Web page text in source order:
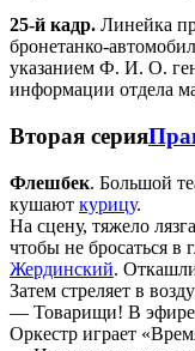
25-й кадр. Линейка
бронетанко-
указанием Ф. И. О.
информации отдела
Вторая серия
Флешбек. Большой
кушают курицу.
На сцену, тяжело
чтобы не бросаться в
Жердинский.
Затем стреляет в
— Товарищи! В эфире
Оркестр играет